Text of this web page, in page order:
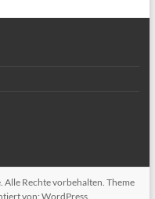
. Alle Rechte vorbehalten. Theme
von:WordPress.